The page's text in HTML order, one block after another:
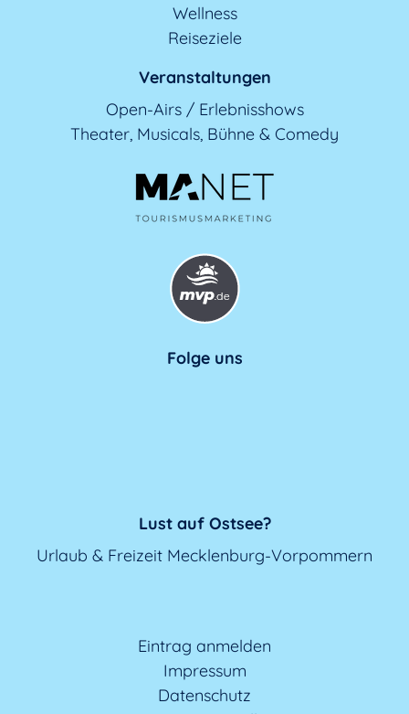
Wellness
Reiseziele
Veranstaltungen
Open-Airs / Erlebnisshows
Theater, Musicals, Bühne & Comedy
Folge uns
Lust auf Ostsee?
Urlaub & Freizeit Mecklenburg-Vorpommern
Eintrag anmelden
Impressum
Datenschutz